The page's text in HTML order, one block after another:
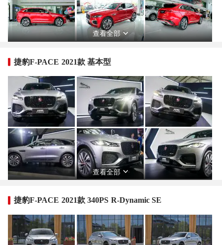
查看全部
捷豹F-PACE 2021款 基本型
查看全部
捷豹F-PACE 2021款 340PS R-Dynamic SE